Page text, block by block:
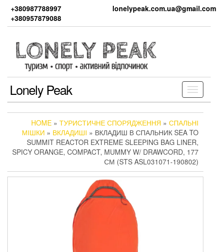
the
+380987788997
+380957879088
lonelypeak.com.ua@gmail.com
Toggle
Lonely Peak
HOME » ТУРИСТИЧНЕ СПОРЯДЖЕННЯ » СПАЛЬНІ
МІШКИ » ВКЛАДИШІ » ВКЛАДИШ В СПАЛЬНИК SEA TO
SUMMIT REACTOR EXTREME SLEEPING BAG LINER,
SPICY ORANGE, COMPACT, MUMMY W/ DRAWCORD, 177
СМ (STS ASL031071-190802)